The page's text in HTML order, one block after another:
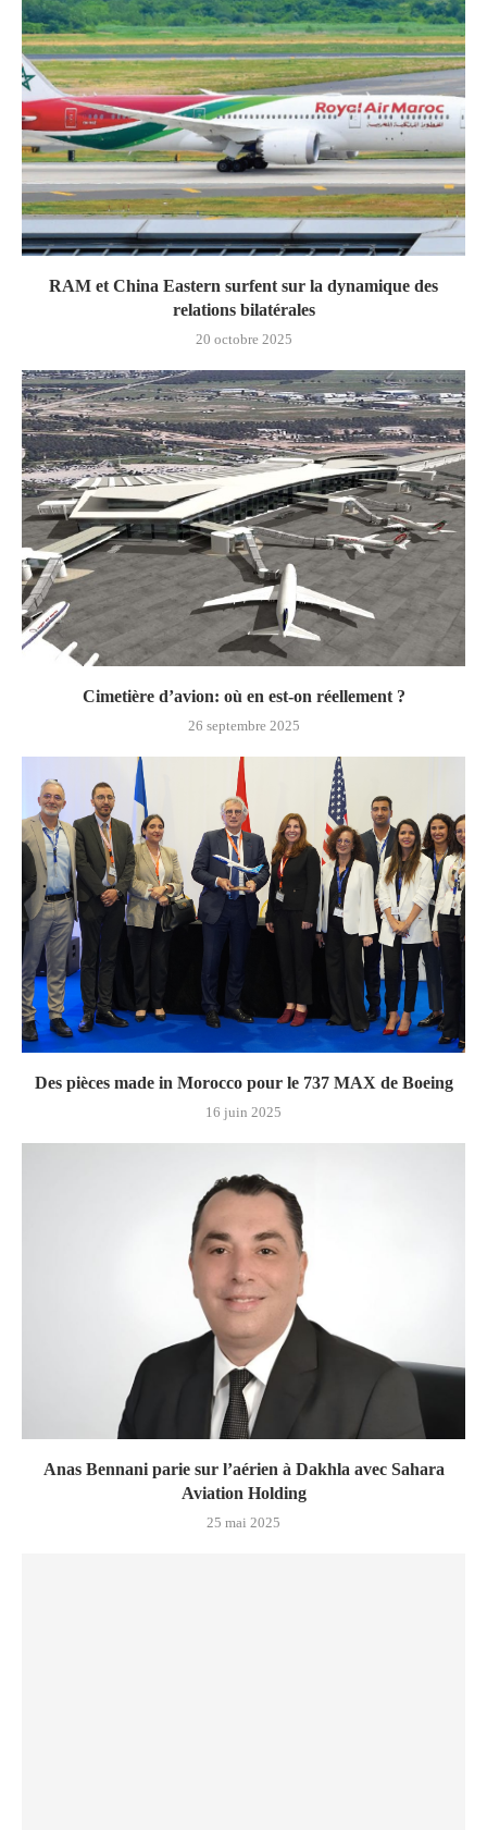
RAM et China Eastern surfent sur la dynamique des
relations bilatérales
20 octobre 2025
Cimetière d’avion: où en est-on réellement ?
26 septembre 2025
Des pièces made in Morocco pour le 737 MAX de Boeing
16 juin 2025
Anas Bennani parie sur l’aérien à Dakhla avec Sahara
Aviation Holding
25 mai 2025